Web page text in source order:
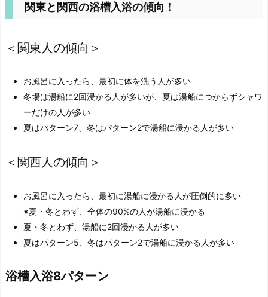
関東と関西の浴槽入浴の傾向！
＜関東人の傾向＞
お風呂に入ったら、最初に体を洗う人が多い
冬場は湯船に2回浸かる人が多いが、夏は湯船につからずシャワ
ーだけの人が多い
夏はパターン7、冬はパターン2で湯船に浸かる人が多い
＜関西人の傾向＞
お風呂に入ったら、最初に湯船に浸かる人が圧倒的に多い
※夏・冬とわず、全体の90%の人が湯船に浸かる
夏・冬とわず、湯船に2回浸かる人が多い
夏はパターン5、冬はパターン2で湯船に浸かる人が多い
浴槽入浴8パターン